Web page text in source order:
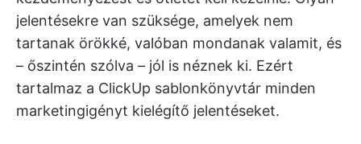
jelentésekre van szüksége, amelyek nem
tartanak örökké, valóban mondanak valamit, és
– őszintén szólva – jól is néznek ki. Ezért
tartalmaz a ClickUp sablonkönyvtár minden
marketingigényt kielégítő jelentéseket.